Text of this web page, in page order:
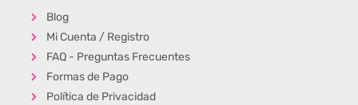
Blog
Mi Cuenta / Registro
FAQ - Preguntas Frecuentes
Formas de Pago
Política de Privacidad